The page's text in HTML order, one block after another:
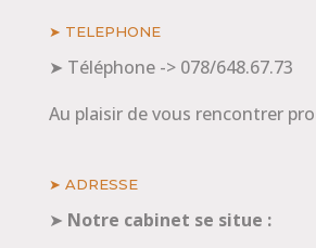
➤ TELEPHONE
➤ Téléphone -> 078/648.67.73
Au plaisir de vous rencontrer
➤ ADRESSE
➤ Notre cabinet se situe :